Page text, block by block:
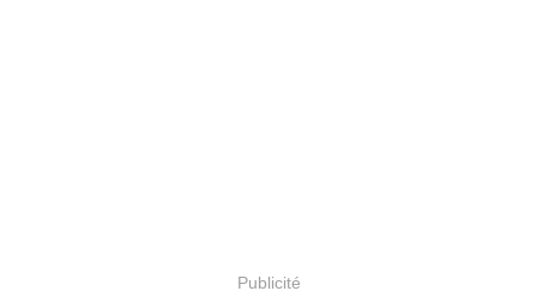
Publicité